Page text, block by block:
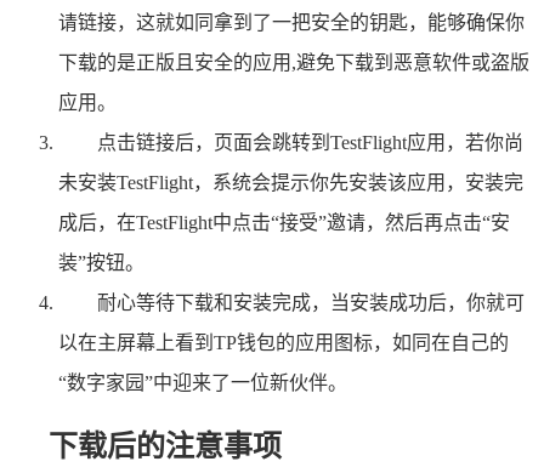
请链接，这就如同拿到了一把安全的钥匙，能够确保你
下载的是正版且安全的应用,避免下载到恶意软件或盗版
应用。
点击链接后，页面会跳转到TestFlight应用，若你尚
未安装TestFlight，系统会提示你先安装该应用，安装完
成后，在TestFlight中点击“接受”邀请，然后再点击“安
装”按钮。
耐心等待下载和安装完成，当安装成功后，你就可
以在主屏幕上看到TP钱包的应用图标，如同在自己的
“数字家园”中迎来了一位新伙伴。
下载后的注意事项